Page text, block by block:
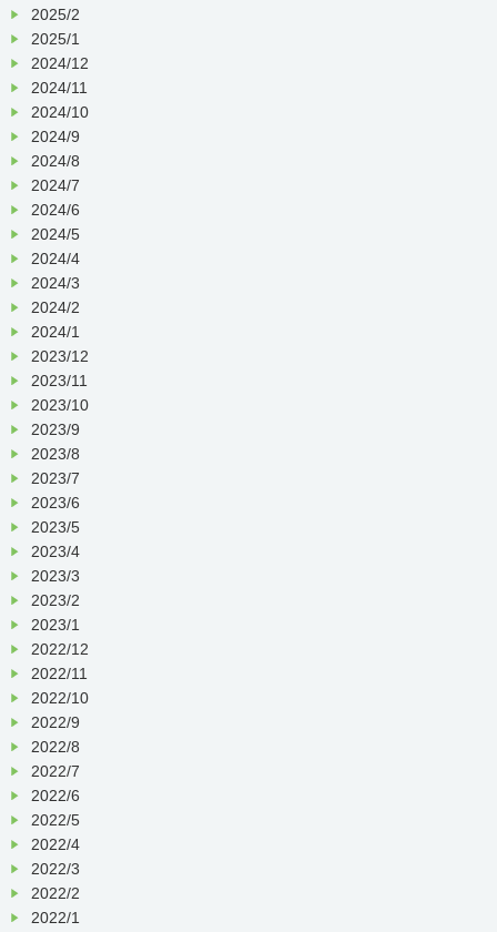
2025/2
2025/1
2024/12
2024/11
2024/10
2024/9
2024/8
2024/7
2024/6
2024/5
2024/4
2024/3
2024/2
2024/1
2023/12
2023/11
2023/10
2023/9
2023/8
2023/7
2023/6
2023/5
2023/4
2023/3
2023/2
2023/1
2022/12
2022/11
2022/10
2022/9
2022/8
2022/7
2022/6
2022/5
2022/4
2022/3
2022/2
2022/1